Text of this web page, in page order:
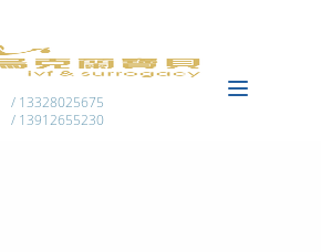
/ 13328025675
/ 13912655230